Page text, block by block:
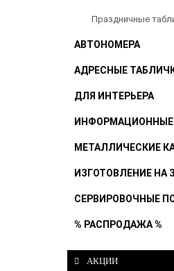
Праздничные
АВТОНОМЕРА
АДРЕСНЫЕ
ДЛЯ ИНТЕРЬЕРА
ИНФОРМАЦИОННЫЕ
МЕТАЛЛИЧЕСКИЕ
ИЗГОТОВЛЕНИЕ НА
СЕРВИРОВОЧНЫЕ
% РАСПРОДАЖА %
АКЦИИ